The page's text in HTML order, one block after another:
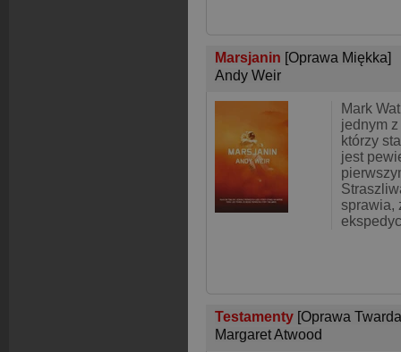
Marsjanin [Oprawa Miękka]
Andy Weir
Mark
jednym
którzy
jest
sprawia,
Testamenty [Oprawa
Margaret Atwood